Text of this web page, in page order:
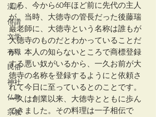
漢詩
俳諧
文学
有職
民俗
神社
仏教
宗教
ころ、今から60年ほど前に先代の主人
が、当時、大徳寺の管長だった後藤瑞
巌老師に、大徳寺という名称は誰もが
大徳寺のものだとわかっていることだ
が、本人の知らないところで商標登録
する悪い奴がいるから、一久お前が大
徳寺の名称を登録するようにと依頼さ
れて今日に至っているとのことです。
一久は創業以来、大徳寺とともに歩ん
できました。その料理は一子相伝で